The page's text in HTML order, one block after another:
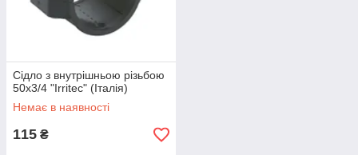
Сідло з внутрішньою різьбою
50x3/4 "Irritec" (Італія)
Немає в наявності
115 ₴